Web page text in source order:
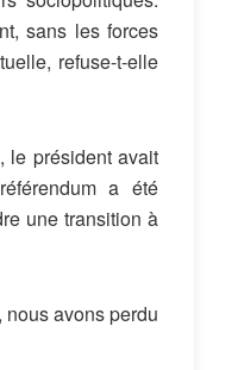
sans les forces
refuse-t-elle
le président avait
a été
une transition à
avons perdu